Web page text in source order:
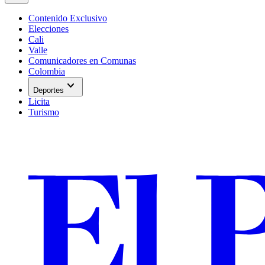
Contenido Exclusivo
Elecciones
Cali
Valle
Comunicadores en Comunas
Colombia
Deportes expand_more
Licita
Turismo